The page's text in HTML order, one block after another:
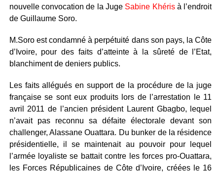
nouvelle convocation de la Juge Sabine Khérisà l’endroit
de Guillaume Soro.
M.Soro est condamné à perpétuité dans son pays, la Côte
d’Ivoire, pour des faits d’atteinte à la sûreté de l’Etat,
blanchiment de deniers publics.
Les faits allégués en support de la procédure de la juge
française se sont eux produits lors de l’arrestation le 11
avril 2011 de l’ancien président Laurent Gbagbo, lequel
n’avait pas reconnu sa défaite électorale devant son
challenger, Alassane Ouattara. Du bunker de la résidence
présidentielle, il se maintenait au pouvoir pour lequel
l’armée loyaliste se battait contre les forces pro-Ouattara,
les Forces Républicaines de Côte d’Ivoire, créées le 16